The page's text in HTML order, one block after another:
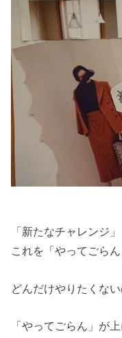
「新たなチャレンジ」
これを「やってごら
どんだけやりたくな
「やってごらん」が